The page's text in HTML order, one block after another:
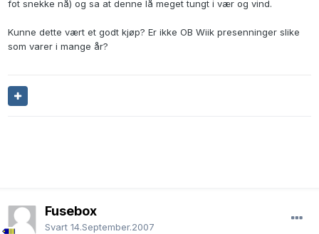
fot snekke nå) og sa at denne lå meget tungt i vær og vind.
Kunne dette vært et godt kjøp? Er ikke OB Wiik presenninger slike
som varer i mange år?
Fusebox
Svart 14.September.2007